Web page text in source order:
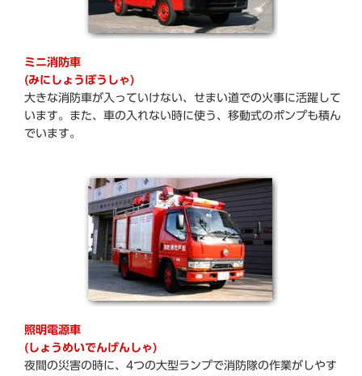
ミニ消防車
(みにしょうぼうしゃ)
大きな消防車が入っていけない、せまい道での火事に活躍して
います。また、車の入れない時に使う、移動式のポンプも積ん
でいます。
照明電源車
(しょうめいでんげんしゃ)
夜間の災害の時に、4つの大型ランプで消防隊の作業がしやす